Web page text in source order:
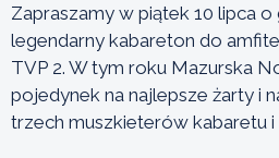
Zapraszamy w piątek 10 lipca o
legendarny kabareton do
TVP 2. W tym roku Mazurska
pojedynek na najlepsze żarty i
trzech muszkieterów kabaretu i